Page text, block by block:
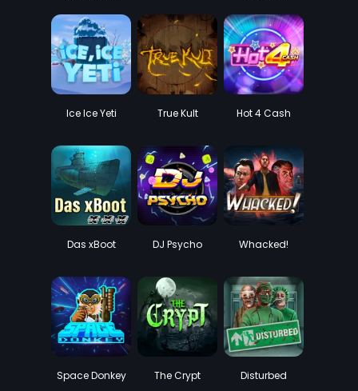
Ice Ice Yeti True Kult Hot 4 Cash
Das xBoot DJ Psycho Whacked!
Space Donkey The Crypt Disturbed